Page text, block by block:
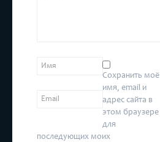
Сохранить моё
имя, email и
адрес сайта в
этом браузере
для
последующих моих